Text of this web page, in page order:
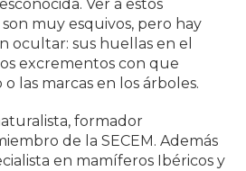
Ver a estos
muy esquivos, pero hay
ocultar: sus huellas en el
excrementos con que
las marcas en los árboles.
formador
de la SECEM. Además
en mamíferos Ibéricos y